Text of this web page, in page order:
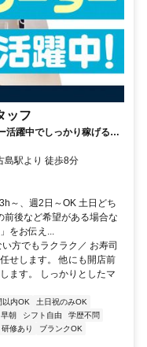
ッフ
活躍中でしっかり稼げる環
島駅より 徒歩8分
～、週2日～OK 土日どち
前後など希望がある場合な
をお伝え...
方でもラクラク／ お寿司
せします。 他にも開店前
ます。 しっかりとしたマ
以内OK
土日祝のみOK
早朝 シフト自由
学歴不問
研修あり
ブランクOK